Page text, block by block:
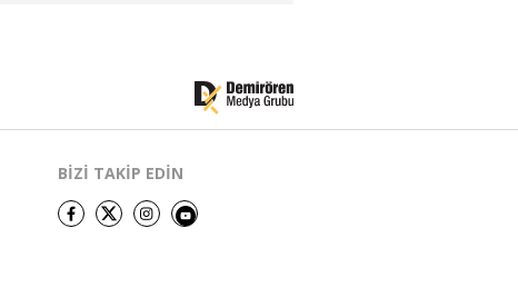
BİZİ TAKİP EDİN